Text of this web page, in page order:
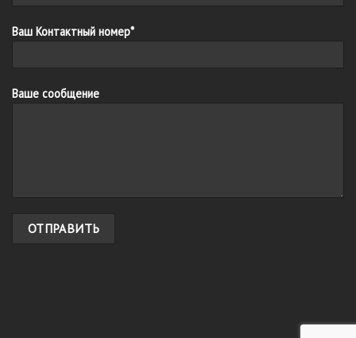
Ваш Контактный номер*
Ваше сообщение